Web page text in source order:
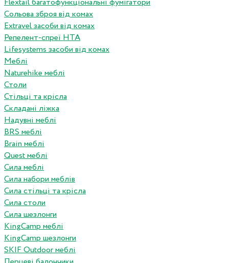
Flextail багатофункціональні фумігатори
Сольова зброя від комах
Extravel засоби від комах
Репелент-спреї HTA
Lifesystems засоби від комах
Меблі
Naturehike меблі
Столи
Стільці та крісла
Складані ліжка
Надувні меблі
BRS меблі
Brain меблі
Quest меблі
Сила меблі
Сила набори меблів
Сила стільці та крісла
Сила столи
Сила шезлонги
KingCamp меблі
KingCamp шезлонги
SKIF Outdoor меблі